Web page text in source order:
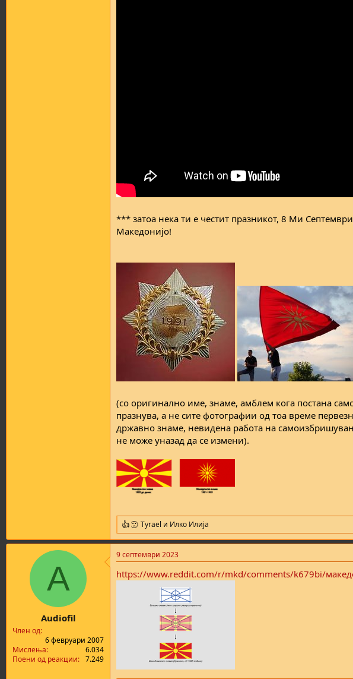
*** затоа нека ти е честит празникот, 8 Ми
Македонијо!
(со оригинално име, знаме, амблем кога постана
празнува, а не сите фотографии од тоа време
државно знаме, невидена работа на
не може уназад да се измени).
R
e
a
c
i
Tyrael и Илко Илија
A
Audiofil
Член од
6 февруари 2007
Мислења
6.034
Поени од реакции
7.249
9 септември 2023
https://www.reddit.com/r/mkd/comments/k679bi/